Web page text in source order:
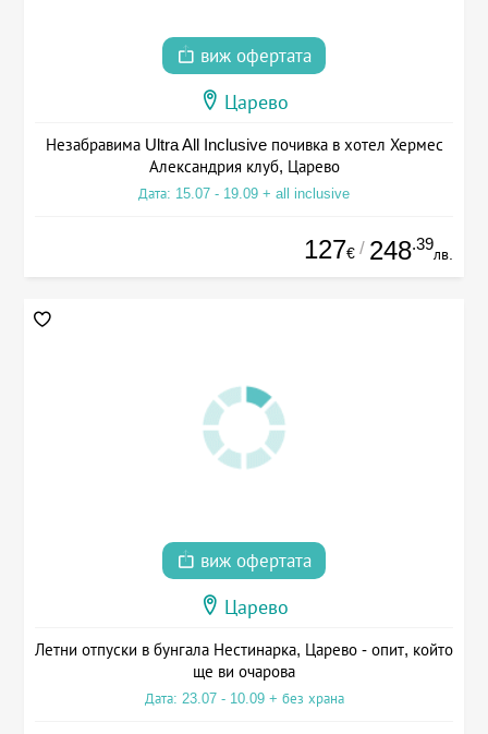
виж офертата
Царево
Незабравима Ultra All Inclusive почивка в хотел Хермес
Александрия клуб, Царево
Дата: 15.07 - 19.09 + all inclusive
127€ / 248.39
лв.
виж офертата
Царево
Летни отпуски в бунгала Нестинарка, Царево - опит, който
ще ви очарова
Дата: 23.07 - 10.09 + без храна